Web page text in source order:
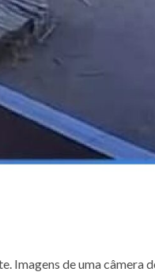
Imagens de uma câmera